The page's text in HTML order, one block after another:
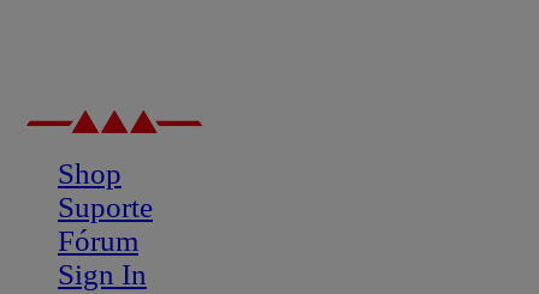
Shop
Suporte
Fórum
Sign In